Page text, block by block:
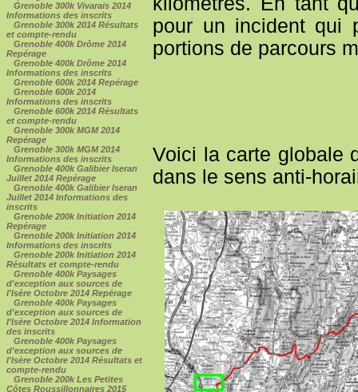
Grenoble 300k Vivarais 2014
Informations des inscrits
Grenoble 300k 2014 Résultats
et compte-rendu
Grenoble 400k Drôme 2014
Repérage
Grenoble 400k Drôme 2014
Informations des inscrits
Grenoble 600k 2014 Repérage
Grenoble 600k 2014
Informations des inscrits
Grenoble 600k 2014 Résultats
et compte-rendu
Grenoble 300k MGM 2014
Repérage
Grenoble 300k MGM 2014
Informations des inscrits
Grenoble 400k Galibier Iseran
Juillet 2014 Repérage
Grenoble 400k Galibier Iseran
Juillet 2014 Informations des
inscrits
Grenoble 200k Initiation 2014
Repérage
Grenoble 200k Initiation 2014
Informations des inscrits
Grenoble 200k Initiation 2014
Résultats et compte-rendu
Grenoble 400k Paysages
d'exception aux sources de
l'Isère Octobre 2014 Repérage
Grenoble 400k Paysages
d'exception aux sources de
l'Isère Octobre 2014 Information
des inscrits
Grenoble 400k Paysages
d'exception aux sources de
l'Isère Octobre 2014 Résultats et
compte-rendu
Grenoble 200k Les Petites
Côtes Roussillonnaires 2015
pour un incident qui
portions de parcours
Voici la carte globale
dans le sens anti-